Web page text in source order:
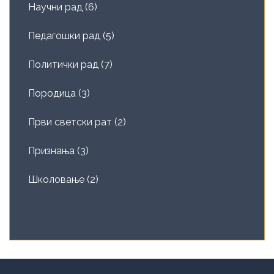
Научни рад (6)
Педагошки рад (5)
Политички рад (7)
Породица (3)
Први светски рат (2)
Признања (3)
Школовање (2)